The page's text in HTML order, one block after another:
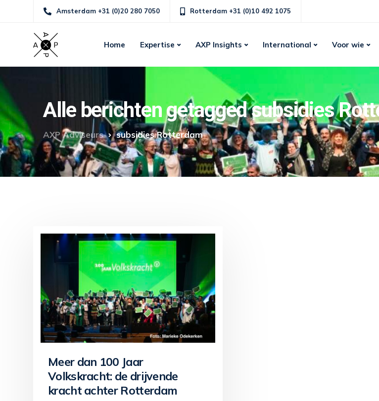
Amsterdam +31 (0)20 280 7050 Rotterdam +31 (0)10 492 1075
Home Expertise AXP Insights International Voor wie
Alle berichten getagged subsidies
AXP Adviseurs subsidies Rotterdam
Meer dan 100 Jaar
Volkskracht: de drijvende
kracht achter Rotterdam